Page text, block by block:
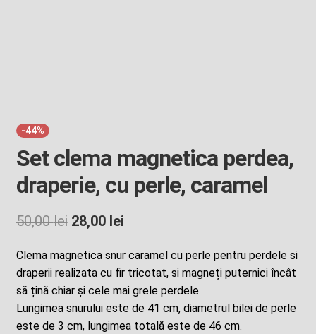
-44%
Set clema magnetica perdea,
draperie, cu perle, caramel
50,00lei Prețul
a
fost:
50,00 lei.
28,00 leiPrețul
este:
28,00 lei.
Clema magnetica snur caramel cu perle pentru perdele si
draperii realizata cu fir tricotat, si magneți puternici încât
să țină chiar și cele mai grele perdele.
Lungimea snurului este de 41 cm, diametrul bilei de perle
este de 3 cm, lungimea totală este de 46 cm.